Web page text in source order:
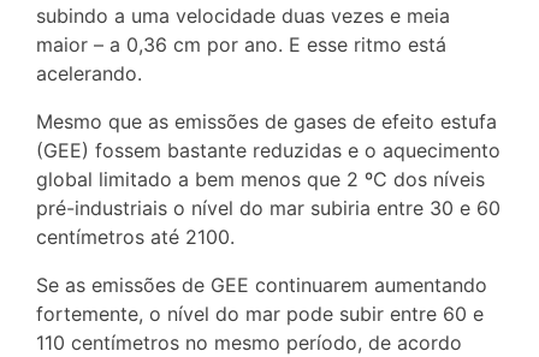
subindo a uma velocidade duas vezes e meia
maior – a 0,36 cm por ano. E esse ritmo está
acelerando.
Mesmo que as emissões de gases de efeito estufa
(GEE) fossem bastante reduzidas e o aquecimento
global limitado a bem menos que 2 ºC dos níveis
pré-industriais o nível do mar subiria entre 30 e 60
centímetros até 2100.
Se as emissões de GEE continuarem aumentando
fortemente, o nível do mar pode subir entre 60 e
110 centímetros no mesmo período, de acordo